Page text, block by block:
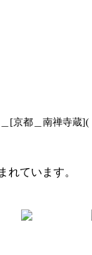
[京都＿南禅寺蔵
れています。